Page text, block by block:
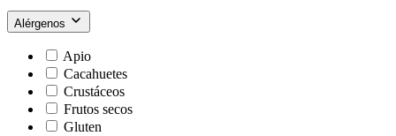
Alérgenos
Apio
Cacahuetes
Crustáceos
Frutos secos
Gluten